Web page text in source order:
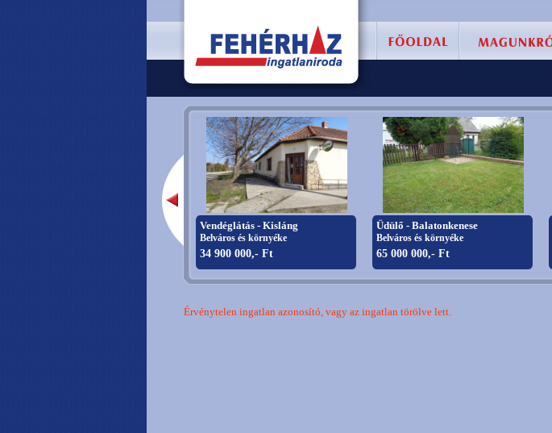
Vendéglátás - Kisláng
Belváros és környéke
34 900 000,- Ft
Üdülő - Balatonkenese
Belváros és környéke
65 000 000,- Ft
Érvénytelen ingatlan azonosító, vagy az ingatlan törölve lett.